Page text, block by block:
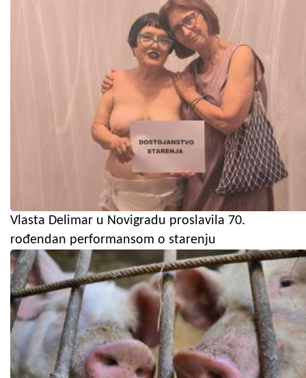
Vlasta Delimar u Novigradu proslavila 70.
rođendan performansom o starenju